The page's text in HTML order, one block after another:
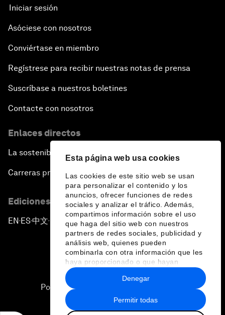
Esta página web usa cookies
Las cookies de este sitio web se usan
para personalizar el contenido y los
anuncios, ofrecer funciones de redes
sociales y analizar el tráfico. Además,
compartimos información sobre el uso
que haga del sitio web con nuestros
partners de redes sociales, publicidad y
análisis web, quienes pueden
combinarla con otra información que les
haya proporcionado o que hayan
recopilado a partir del uso que haya
hecho de sus servicios.
Permitir todas
Denegar
Iniciar sesión
Asóciese con nosotros
Conviértase en miembro
Regístrese para recibir nuestras notas de prensa
Suscríbase a nuestros boletines
Contacte con nosotros
Enlaces directos
La sostenibilidad en el Foro
Carreras profesionales
Ediciones en otros idiomas
EN ▪ES▪中文▪ 日本語
Política de privacidad y normas de uso
Sitemap